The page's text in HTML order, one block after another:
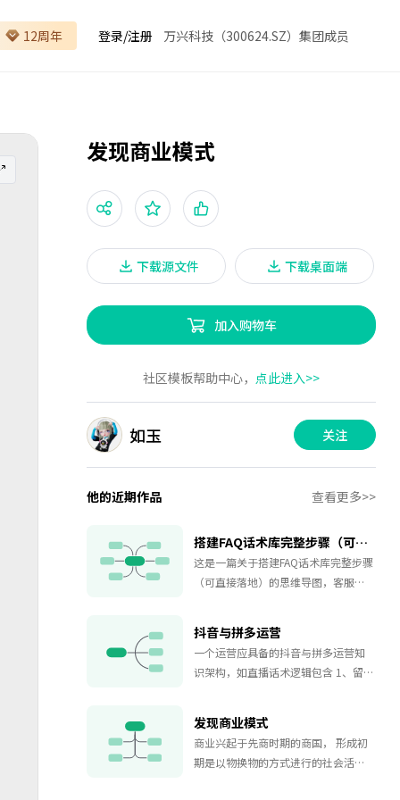
12周年 登录/注册 万兴科技（300624.SZ）集团成员
发现商业模式
下载源文件 下载桌面端
加入购物车
社区模板帮助中心， 点此进入>>
如玉 关注
他的近期作品 查看更多>>
搭建FAQ话术库完整步骤（可直接落地）
这是一篇关于搭建FAQ话术库完整步骤
（可直接落地）的思维导图，客服日
痛点，搭建标准化 FAQ 话术库是优化
客服效率、统一服务话术、降低新人
培训成本的核心方案，系统化的搭建
体系。本模板涵盖前期收集问题、划
分分类框架、撰写标准话术、统一格
式规范、落地使用与培训、持续迭代
抖音与拼多运营
一个运营应具备的抖音与拼多运营知
识架构，如直播话术逻辑包含 1、留人
限地 6、催单话术逻辑 7、结束话术
发现商业模式
商业兴起于先商时期的商国， 形成初
期是以物换物的方式进行的社会活